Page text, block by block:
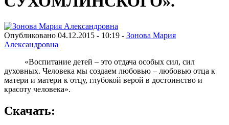
Опубликовано 04.12.2015 - 10:19 - Зонова Мария
Александровна
«Воспитание детей – это отдача особых сил, сил
духовных. Человека мы создаем любовью – любовью отца к
матери и матери к отцу, глубокой верой в достоинство и
красоту человека».
Скачать: